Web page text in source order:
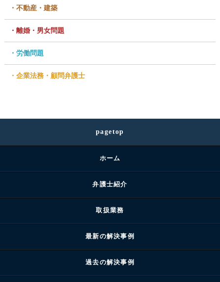
不動産・建築
離婚・男女問題
労働問題
企業法務・顧問弁護士
pagetop
ホーム
弁護士紹介
取扱業務
最新の解決事例
過去の解決事例